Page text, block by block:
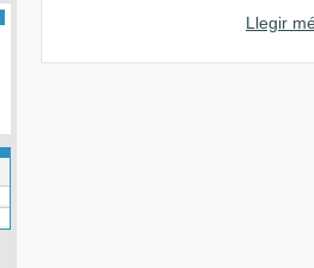
Llegir